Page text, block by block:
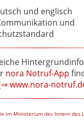
und englisch
und
nora Notruf-App
⇒ www.nora-
im Ministerium des Innern des